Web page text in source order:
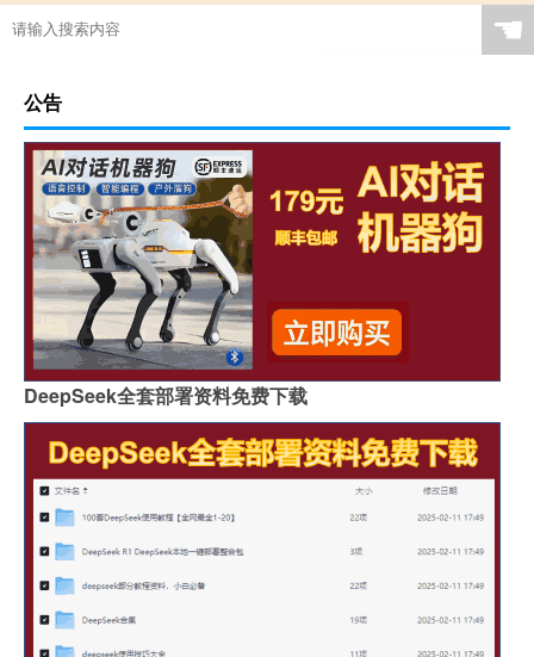
☚
公告
DeepSeek全套部署资料免费下载